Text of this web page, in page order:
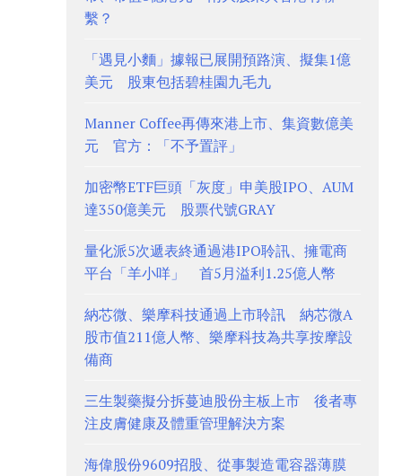
繫？
「遇見小麵」據報已展開預路演、擬集1億
美元 股東包括碧桂園九毛九
Manner Coffee再傳來港上市、集資數億美
元 官方：「不予置評」
加密幣ETF巨頭「灰度」申美股IPO、AUM
達350億美元 股票代號GRAY
量化派5次遞表終通過港IPO聆訊、擁電商
平台「羊小咩」 首5月溢利1.25億人幣
納芯微、樂摩科技通過上市聆訊 納芯微A
股市值211億人幣、樂摩科技為共享按摩設
備商
三生製藥擬分拆蔓迪股份主板上市 後者專
注皮膚健康及體重管理解決方案
海偉股份9609招股、從事製造電容器薄膜